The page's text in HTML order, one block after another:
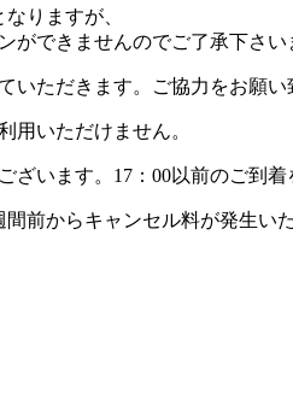
りますが、
できませんのでご了承下さい
いただきます。ご協力をお願い
用いただけません。
います。17：00以前のご到着
前からキャンセル料が発生い